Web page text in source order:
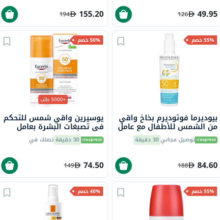
49.95
126
155.20
194
55% خصم
بيوديرما فوتوديرم بخاخ واقي
من الشمس للأطفال مع عامل
حماية 50+، 200 ملتوصيل مجاني30 دقيقة
84.60
188
50% خصم
+5000 طلب
يوسيرين واقي شمس للتحكم
في تصبغات البشرة بعامل
حماية من الشمس 50+ سائل
حماية من أشعة الشمس
30 دقيقة تصلك في
74.50
149
55% خصم 40% خصم